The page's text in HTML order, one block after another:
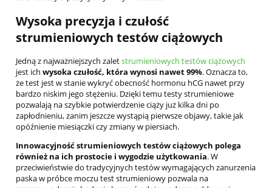
Wysoka precyzja i czułość
strumieniowych testów ciążowych
Jedną z najważniejszych zaletstrumieniowych testów ciążowych
jest ich wysoka czułość, która wynosi nawet 99%. Oznacza to,
że test jest w stanie wykryć obecność hormonu hCG nawet przy
bardzo niskim jego stężeniu. Dzięki temu testy strumieniowe
pozwalają na szybkie potwierdzenie ciąży już kilka dni po
zapłodnieniu, zanim jeszcze wystąpią pierwsze objawy, takie jak
opóźnienie miesiączki czy zmiany w piersiach.
Innowacyjność strumieniowych testów ciążowych polega
również na ich prostocie i wygodzie użytkowania. W
przeciwieństwie do tradycyjnych testów wymagających zanurzenia
paska w próbce moczu test strumieniowy pozwala na